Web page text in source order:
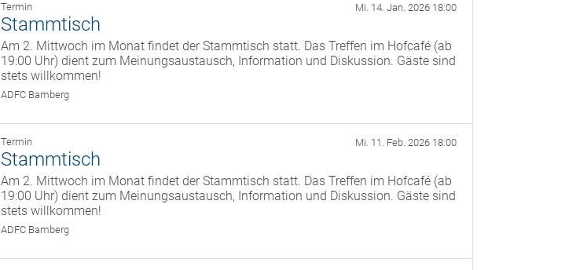
Termin Mi. 14. Jan. 2026 18:00
Stammtisch
Am 2. Mittwoch im Monat findet der Stammtisch statt. Das Treffen im Hofcafé (ab
19:00 Uhr) dient zum Meinungsaustausch, Information und Diskussion. Gäste sind
stets willkommen!
ADFC Bamberg
Termin Mi. 11. Feb. 2026 18:00
Stammtisch
Am 2. Mittwoch im Monat findet der Stammtisch statt. Das Treffen im Hofcafé (ab
19:00 Uhr) dient zum Meinungsaustausch, Information und Diskussion. Gäste sind
stets willkommen!
ADFC Bamberg